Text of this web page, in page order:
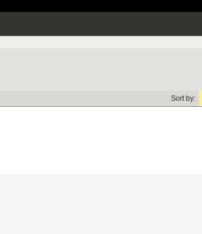
Sort by: